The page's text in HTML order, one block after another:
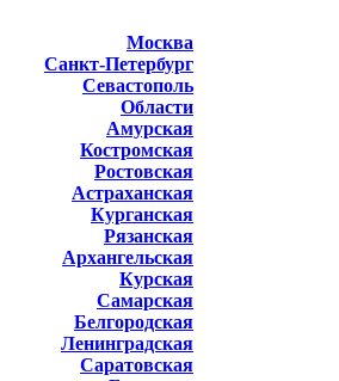
Москва
Санкт-Петербург
Севастополь
Области
Амурская
Костромская
Ростовская
Астраханская
Курганская
Рязанская
Архангельская
Курская
Самарская
Белгородская
Ленинградская
Саратовская